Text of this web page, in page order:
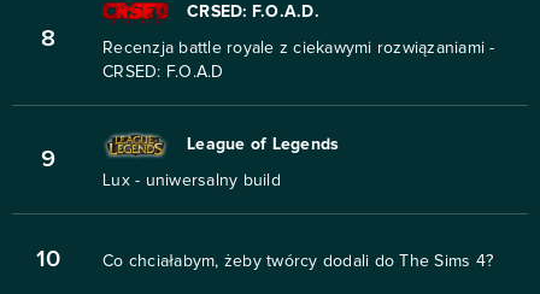
8
CRSED: F.O.A.D.
Recenzja battle royale z ciekawymi rozwiązaniami -
CRSED: F.O.A.D
9
League of Legends
Lux - uniwersalny build
10 Co chciałabym, żeby twórcy dodali do The Sims 4?